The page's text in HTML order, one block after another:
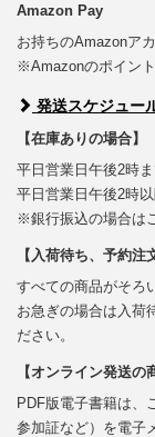
Amazon Pay
お持ちのAmazonア
※Amazonのポイン
発送スケジュー
【在庫ありの場合】
平日営業日午後2時
平日営業日午後2時
※銀行振込の場合は
【入荷待ち、予約注
すべての商品がそろ
お急ぎの場合は入荷
ださい。
【オンライン発送の
PDF版電子書籍は、
参加証など）を電子